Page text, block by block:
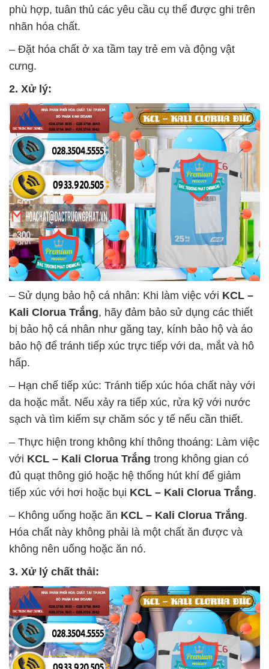
phù hợp, tuân thủ các yêu cầu cụ thể được ghi trên
nhãn hóa chất.
– Đặt hóa chất ở xa tầm tay trẻ em và động vật
cưng.
2. Xử lý:
– Sử dụng bảo hộ cá nhân: Khi làm việc với KCL –
Kali Clorua Trắng, hãy đảm bảo sử dụng các thiết
bị bảo hộ cá nhân như găng tay, kính bảo hộ và áo
bảo hộ để tránh tiếp xúc trực tiếp với da, mắt và hô
hấp.
– Hạn chế tiếp xúc: Tránh tiếp xúc hóa chất này với
da hoặc mắt. Nếu xảy ra tiếp xúc, rửa kỹ với nước
sạch và tìm kiếm sự chăm sóc y tế nếu cần thiết.
– Thực hiện trong không khí thông thoáng: Làm việc
với KCL – Kali Clorua Trắng trong không gian có
đủ quạt thông gió hoặc hệ thống hút khí để giảm
tiếp xúc với hơi hoặc bụi KCL – Kali Clorua Trắng.
– Không uống hoặc ăn KCL – Kali Clorua Trắng.
Hóa chất này không phải là một chất ăn được và
không nên uống hoặc ăn nó.
3. Xử lý chất thải: